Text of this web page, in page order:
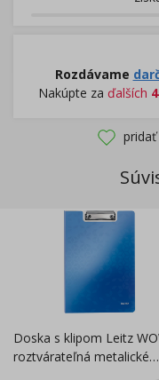
Rozdávame
Nakúpte za ďalších
Doska s klipom Leitz
roztvárateľná metalické